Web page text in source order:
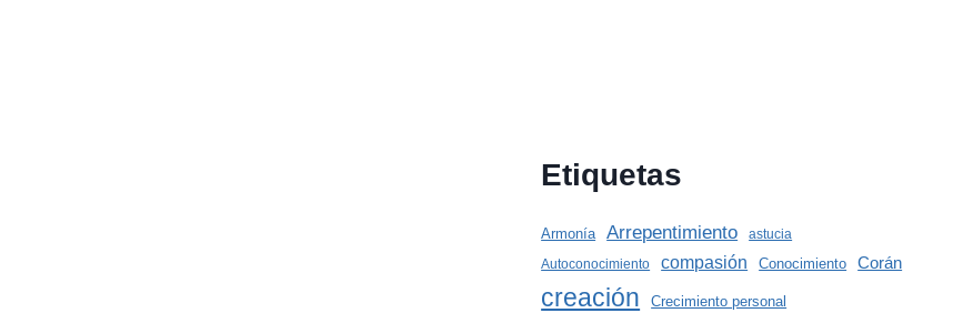
Etiquetas
Armonía Arrepentimiento
astucia
Autoconocimiento
compasión Conocimiento Corán
creación Crecimiento personal